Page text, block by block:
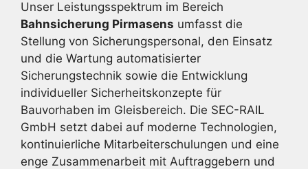
Unser Leistungsspektrum im Bereich
Bahnsicherung Pirmasens umfasst die
Stellung von Sicherungspersonal, den Einsatz
und die Wartung automatisierter
Sicherungstechnik sowie die Entwicklung
individueller Sicherheitskonzepte für
Bauvorhaben im Gleisbereich. Die SEC-RAIL
GmbH setzt dabei auf moderne Technologien,
kontinuierliche Mitarbeiterschulungen und eine
enge Zusammenarbeit mit Auftraggebern und